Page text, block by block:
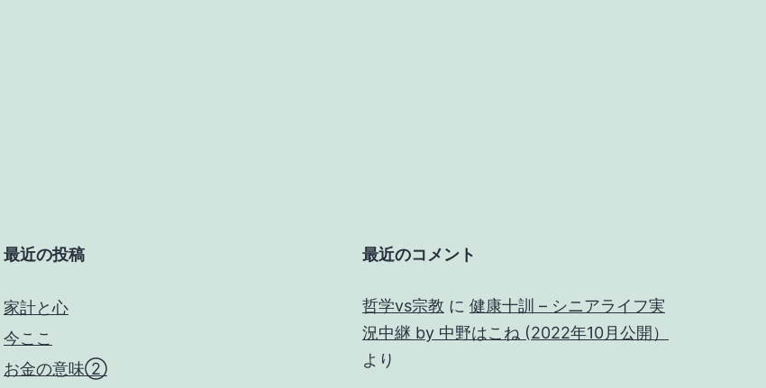
最近の投稿
家計と心
今ここ
お金の意味②
最近のコメント
哲学vs宗教 に 健康十訓 – シニアライフ実
況中継 by 中野はこね (2022年10月公開）
より